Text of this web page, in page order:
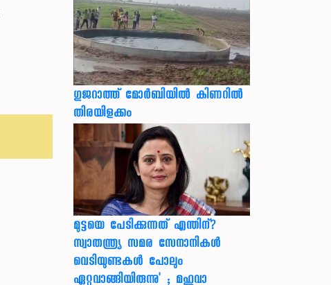
ഗുജറാത്ത് മോർബിയിൽ കിണറിൽ
തിരയിളക്കം
മുട്ടയെ പേടിക്കുന്നത് എന്തിന്?
സ്വാതന്ത്ര്യ സമര സേനാനികൾ
വെടിയുണ്ടകൾ പോലും
ഏറ്റുവാങ്ങിയിരുന്നു' ; മഹുവാ